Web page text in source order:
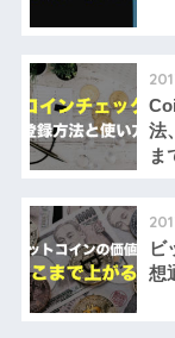
法
ま
ビ
想